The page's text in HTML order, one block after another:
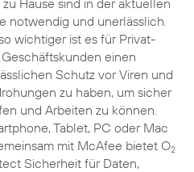
Hause sind in der aktuellen
notwendig und unerlässlich.
wichtiger ist es für Privat-
einen
Schutz vor Viren und
zu haben, um sicher
und Arbeiten zu können.
Tablet, PC oder Mac
mit McAfee bietet O2
Sicherheit für Daten,